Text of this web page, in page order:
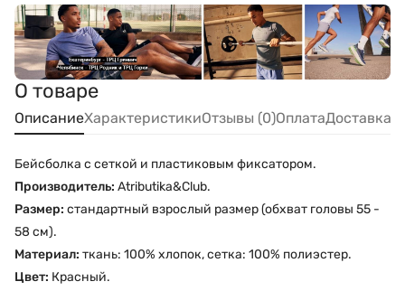
О товаре
ОписаниеХарактеристикиОтзывы (0)ОплатаДоставка
Бейсболка с сеткой и пластиковым фиксатором.
Производитель: Atributika&Club.
Размер: стандартный взрослый размер (обхват головы 55 -
58 см).
Материал: ткань: 100% хлопок, сетка: 100% полиэстер.
Цвет: Красный.